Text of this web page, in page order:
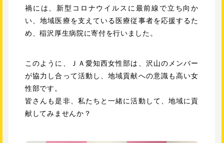
禍には、新型コロナウイルスに最前線で立ち向か
い、地域医療を支えている医療従事者を応援するた
め、稲沢厚生病院に寄付を行いました。
このように、ＪＡ愛知西女性部は、沢山のメンバー
が協力し合って活動し、地域貢献への意識も高い女
性部です。
皆さんも是非、私たちと一緒に活動して、地域に貢
献してみませんか？